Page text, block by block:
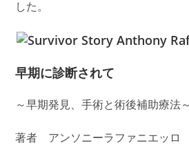
した。
早期に診断されて
～早期発見、手術と術後補助療法～
著者 アンソニーラファニエッロ